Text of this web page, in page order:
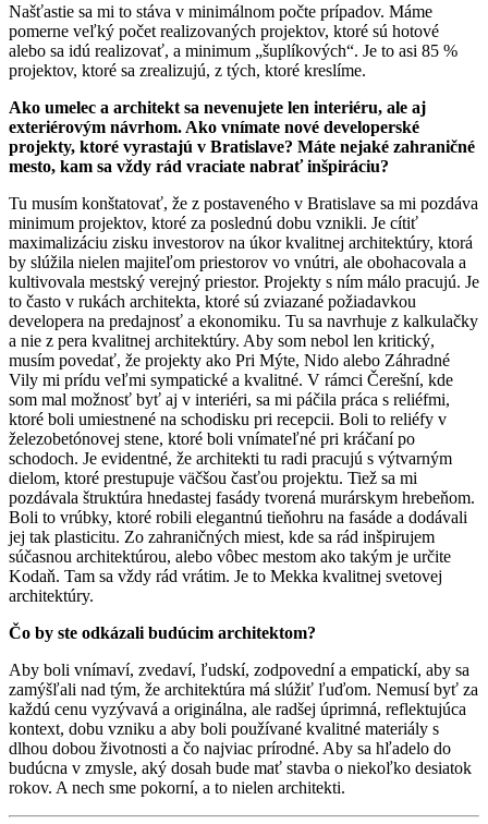
Našťastie sa mi to stáva v minimálnom počte prípadov. Máme
pomerne veľký počet realizovaných projektov, ktoré sú hotové
alebo sa idú realizovať, a minimum „šuplíkových“. Je to asi 85 %
projektov, ktoré sa zrealizujú, z tých, ktoré kreslíme.
Ako umelec a architekt sa nevenujete len interiéru, ale aj
exteriérovým návrhom. Ako vnímate nové developerské
projekty, ktoré vyrastajú v Bratislave? Máte nejaké zahraničné
mesto, kam sa vždy rád vraciate nabrať inšpiráciu?
Tu musím konštatovať, že z postaveného v Bratislave sa mi pozdáva
minimum projektov, ktoré za poslednú dobu vznikli. Je cítiť
maximalizáciu zisku investorov na úkor kvalitnej architektúry, ktorá
by slúžila nielen majiteľom priestorov vo vnútri, ale obohacovala a
kultivovala mestský verejný priestor. Projekty s ním málo pracujú. Je
to často v rukách architekta, ktoré sú zviazané požiadavkou
developera na predajnosť a ekonomiku. Tu sa navrhuje z kalkulačky
a nie z pera kvalitnej architektúry. Aby som nebol len kritický,
musím povedať, že projekty ako Pri Mýte, Nido alebo Záhradné
Vily mi prídu veľmi sympatické a kvalitné. V rámci Čerešní, kde
som mal možnosť byť aj v interiéri, sa mi páčila práca s reliéfmi,
ktoré boli umiestnené na schodisku pri recepcii. Boli to reliéfy v
železobetónovej stene, ktoré boli vnímateľné pri kráčaní po
schodoch. Je evidentné, že architekti tu radi pracujú s výtvarným
dielom, ktoré prestupuje väčšou časťou projektu. Tiež sa mi
pozdávala štruktúra hnedastej fasády tvorená murárskym hrebeňom.
Boli to vrúbky, ktoré robili elegantnú tieňohru na fasáde a dodávali
jej tak plasticitu. Zo zahraničných miest, kde sa rád inšpirujem
súčasnou architektúrou, alebo vôbec mestom ako takým je určite
Kodaň. Tam sa vždy rád vrátim. Je to Mekka kvalitnej svetovej
architektúry.
Čo by ste odkázali budúcim architektom?
Aby boli vnímaví, zvedaví, ľudskí, zodpovední a empatickí, aby sa
zamýšľali nad tým, že architektúra má slúžiť ľuďom. Nemusí byť za
každú cenu vyzývavá a originálna, ale radšej úprimná, reflektujúca
kontext, dobu vzniku a aby boli používané kvalitné materiály s
dlhou dobou životnosti a čo najviac prírodné. Aby sa hľadelo do
budúcna v zmysle, aký dosah bude mať stavba o niekoľko desiatok
rokov. A nech sme pokorní, a to nielen architekti.